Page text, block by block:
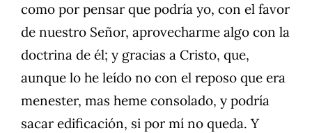
como por pensar que podría yo, con el favor
de nuestro Señor, aprovecharme algo con la
doctrina de él; y gracias a Cristo, que,
aunque lo he leído no con el reposo que era
menester, mas heme consolado, y podría
sacar edificación, si por mí no queda. Y